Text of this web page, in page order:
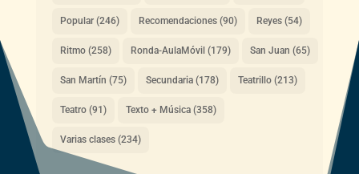
Popular(246) Recomendaciones(90) Reyes(54)
Ritmo(258) Ronda-AulaMóvil (179) San Juan (65)
San Martín (75) Secundaria(178) Teatrillo(213)
Teatro(91) Texto + Música(358)
Varias clases(234)